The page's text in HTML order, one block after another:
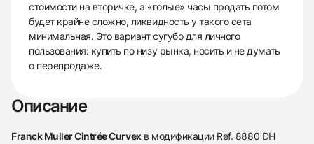
стоимости на вторичке, а «голые» часы продать потом
будет крайне сложно, ликвидность у такого сета
минимальная. Это вариант сугубо для личного
пользования: купить по низу рынка, носить и не думать
о перепродаже.
Описание
Franck Muller Cintrée Curvexв модификации Ref. 8880 DH